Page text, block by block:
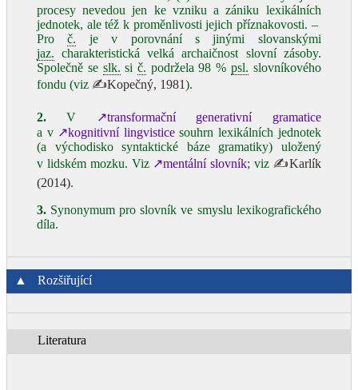
procesy nevedou jen ke vzniku a zániku lexikálních
jednotek, ale též k proměnlivosti jejich příznakovosti. ‒
Proč. je v porovnání s jinými slovanskými
jaz. charakteristická velká archaičnost slovní zásoby.
Společně se slk. si č. podržela 98 % psl. slovníkového
fondu (viz ✍Kopečný, 1981).
2. V
↗transformační generativní gramatice
a v ↗kognitivní lingvisticesouhrn lexikálních jednotek
(a východisko syntaktické báze gramatiky) uložený
v lidském mozku. Viz ↗mentální slovník; viz ✍Karlík
(2014).
3. Synonymum pro slovník ve smyslu lexikografického
díla.
▲ Rozšiřující
Literatura